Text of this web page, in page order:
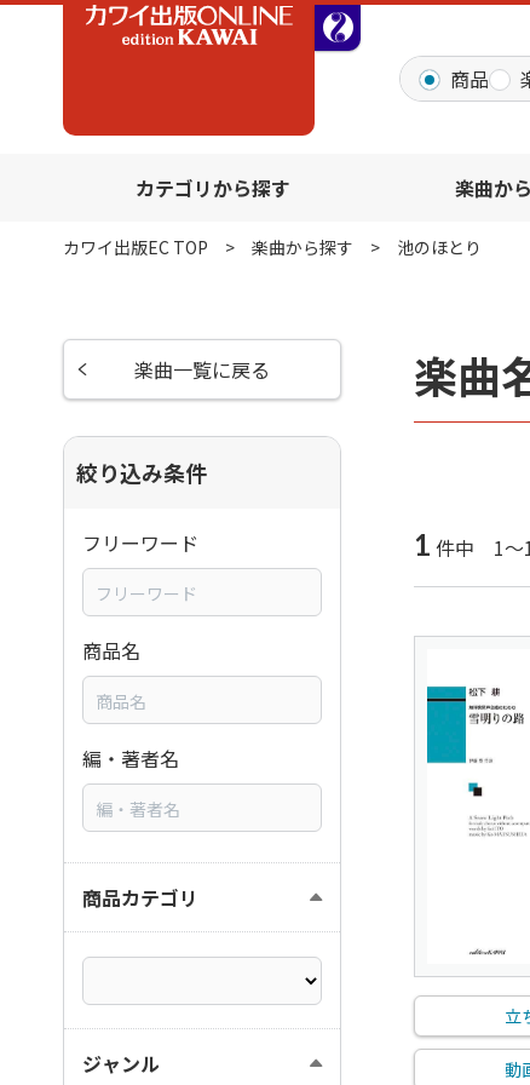
商品
カテゴリから探す 楽曲か
カワイ出版EC TOP 楽曲から探す 池のほとり
楽曲
1 件中 1～
立
動
楽曲一覧に戻る
絞り込み条件
フリーワード
商品名
編・著者名
商品カテゴリ
ジャンル